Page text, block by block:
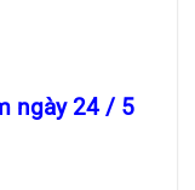
ngày 24 / 5